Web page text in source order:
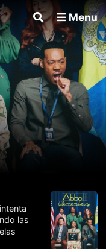
Menu
las